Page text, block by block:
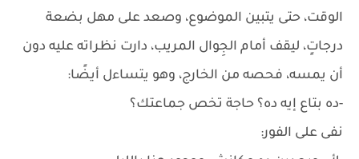
الوقت، حتى يتبين الموضوع، وصعد على مهل بضعة
درجاتٍ، ليقف أمام الجِوال المريب، دارت نظراته عليه دون
أن يمسه، فحصه من الخارج، وهو يتساءل أيضًا:
-ده بتاع إيه ده؟ حاجة تخص جماعتك؟
نفى على الفور: